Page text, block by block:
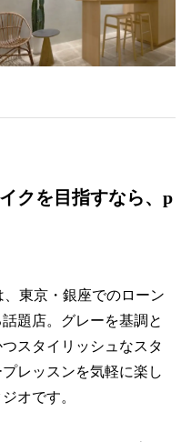
クを目指すなら、p
、東京・銀座でのローン
題店。グレーを基調と
スタイリッシュなスタ
レッスンを気軽に楽し
オです。